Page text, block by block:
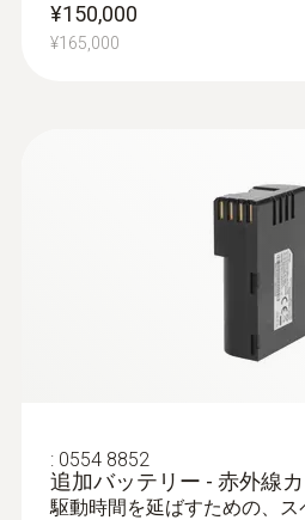
選べるレンズ
予知保全・メンテナン
中距離～遠距離から鮮
建物の外壁面積が大き
結露・カビ発生
結露およびカビ発生
特定: 温湿度計を用い
メラに入力し、湿度モ
の可能性が高い場所と
¥150,000
¥165,000
: 0554 8852
追加バッテリー - 赤外線
駆動時間を延ばすための、ス